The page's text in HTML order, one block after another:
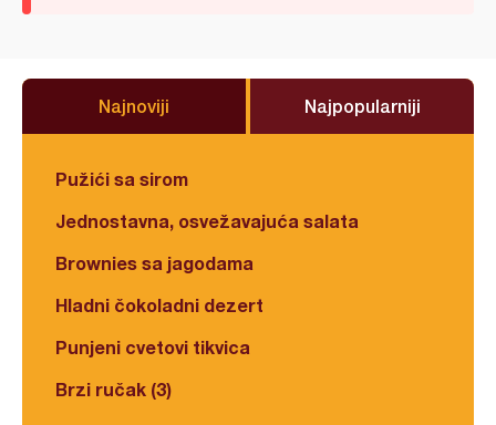
Najnoviji Najpopularniji
Pužići sa sirom
Jednostavna, osvežavajuća salata
Brownies sa jagodama
Hladni čokoladni dezert
Punjeni cvetovi tikvica
Brzi ručak (3)